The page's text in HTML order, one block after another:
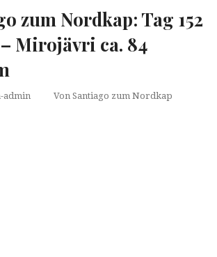
zum Nordkap: Tag 152
Mirojävri ca. 84
admin Von Santiago zum Nordkap